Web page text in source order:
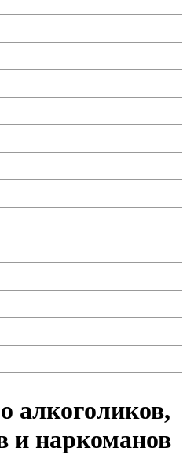
алкоголиков,
и наркоманов